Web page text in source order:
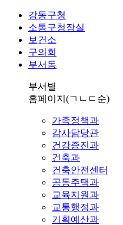
강동구청
소통구청장실
보건소
구의회
부서동
부서별
홈페이지 (ㄱㄴㄷ순)
가족정책과
감사담당관
건강증진과
건축과
건축안전센터
공동주택과
교육지원과
교통행정과
기획예산과